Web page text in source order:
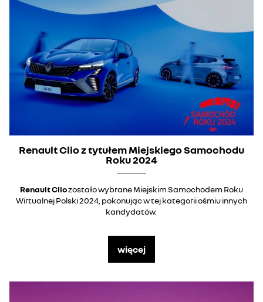
Renault Clio z tytułem Miejskiego Samochodu
Roku 2024
Renault Cliozostało wybrane Miejskim Samochodem Roku
Wirtualnej Polski 2024, pokonując w tej kategorii ośmiu innych
kandydatów.
więcej